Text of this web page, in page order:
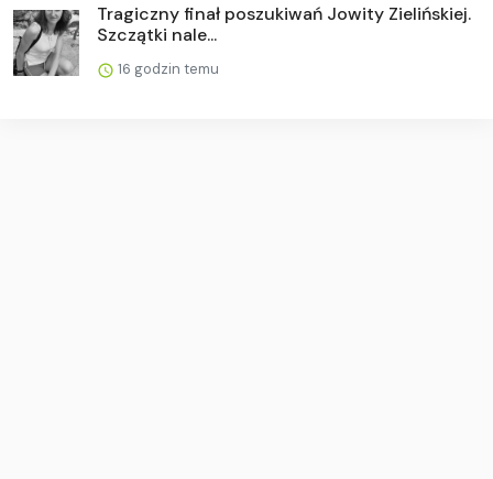
Tragiczny finał poszukiwań Jowity Zielińskiej.
Szczątki nale...
16 godzin temu